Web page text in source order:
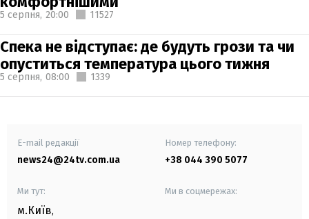
5 серпня, 20:00 11527
Спека не відступає: де будуть грози та чи
опуститься температура цього тижня
5 серпня, 08:00 1339
E-mail редакції
news24@24tv.com.ua
Номер телефону:
+38 044 390 5077
Ми тут:
м.Київ,
Ми в соцмережах: